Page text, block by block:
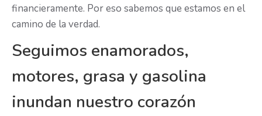
financieramente. Por eso sabemos que estamos en el
camino de la verdad.
Seguimos enamorados,
motores, grasa y gasolina
inundan nuestro corazón